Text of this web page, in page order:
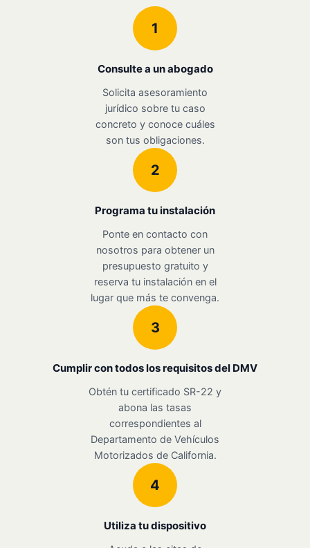
1
Consulte a un abogado
Solicita asesoramiento
jurídico sobre tu caso
concreto y conoce cuáles
son tus obligaciones.
2
Programa tu instalación
Ponte en contacto con
nosotros para obtener un
presupuesto gratuito y
reserva tu instalación en el
lugar que más te convenga.
3
Cumplir con todos los requisitos del DMV
Obtén tu certificado SR-22 y
abona las tasas
correspondientes al
Departamento de Vehículos
Motorizados de California.
4
Utiliza tu dispositivo